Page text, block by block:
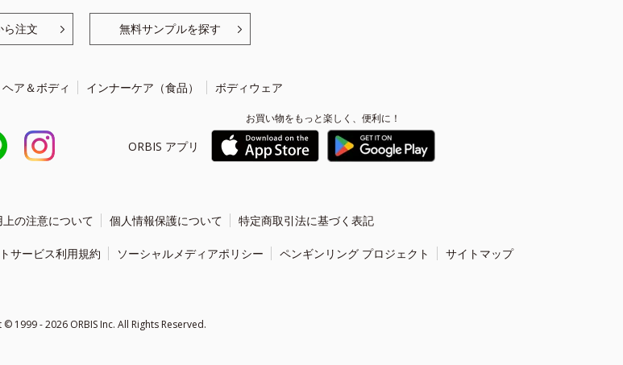
ら注文 無料サンプルを探す
ヘア＆ボディ インナーケア（食品） ボディウェア
ORBIS アプリ
お買い物をもっと楽しく、便利に！
の注意について 個人情報保護について 特定商取引法に基づく表記
サービス利用規約 ソーシャルメディアポリシー ペンギンリング プロジェクト サイトマップ
© 1999 - 2026 ORBIS Inc. All Rights Reserved.